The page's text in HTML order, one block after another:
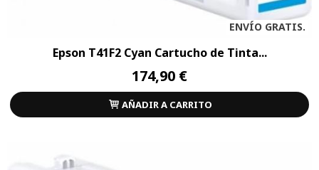
ENVÍO GRATIS.
Epson T41F2 Cyan Cartucho de Tinta...
174,90 €
AÑADIR A CARRITO